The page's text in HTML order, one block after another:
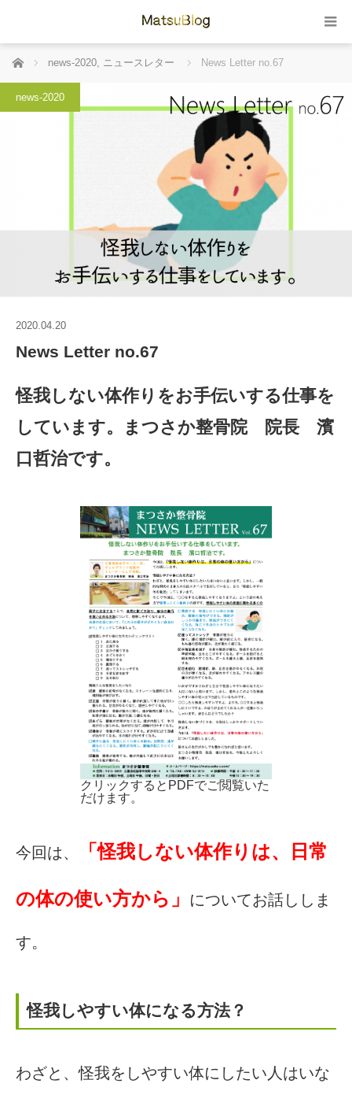
ホーム news-2020, ニュースレター News Letter no.67
news-2020
2020.04.20
News Letter no.67
怪我しない体作りをお手伝いする仕事を
しています。まつさか整骨院 院長 濱
口哲治です。
クリックするとPDFでご閲覧いた
だけます。
今回は、 「怪我しない体作りは、日常
の体の使い方から」 についてお話ししま
す。
怪我しやすい体になる方法？
わざと、怪我をしやすい体にしたい人はいな